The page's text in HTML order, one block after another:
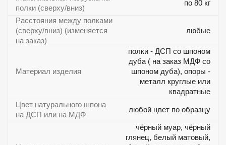
полки (сверху/вниз)
по 80 кг
Расстояния между полками
(сверху/вниз) (изменяется
на заказ)
любые
Материал изделия
полки - ДСП со шпоном
дуба ( на заказ МДФ со
шпоном дуба), опоры -
металл круглые или
квадратные
Цвет натурального шпона
на ДСП или на МДФ
любой цвет по образцу
чёрный муар, чёрный
глянец, белый матовый,